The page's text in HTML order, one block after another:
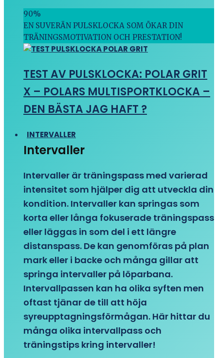
90%
EN SUVERÄN PULSKLOCKA SOM ÖKAR DIN
TRÄNINGSMOTIVATION OCH PRESTATION!
TEST AV PULSKLOCKA: POLAR GRIT
X – POLARS MULTISPORTKLOCKA –
DEN BÄSTA JAG HAFT ?
INTERVALLER
Intervaller
Intervaller är träningspass med varierad
intensitet som hjälper dig att utveckla din
kondition. Intervaller kan springas som
korta eller långa fokuserade träningspass
eller läggas in som del i ett längre
distanspass. De kan genomföras på plan
mark eller i backe och många gillar att
springa intervaller på löparbana.
Intervallpassen kan ha olika syften men
oftast tjänar de till att höja
syreupptagningsförmågan. Här hittar du
många olika intervallpass och
träningstips kring intervaller!